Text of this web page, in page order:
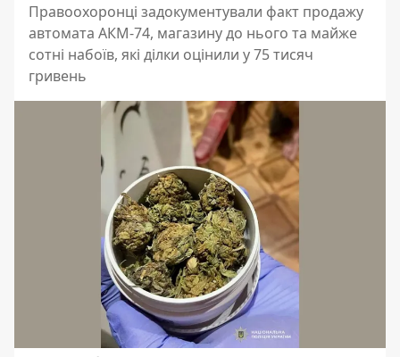
Правоохоронці задокументували факт продажу
автомата АКМ-74, магазину до нього та майже
сотні набоїв, які ділки оцінили у 75 тисяч
гривень